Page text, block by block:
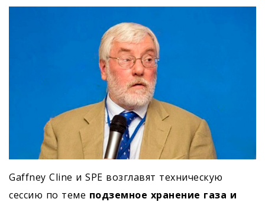
Gaffney Cline и SPE возглавят техническую
сессию по теме подземное хранение газа и